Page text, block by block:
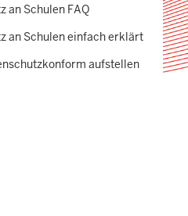
an Schulen FAQ
an Schulen einfach erklärt
aufstellen